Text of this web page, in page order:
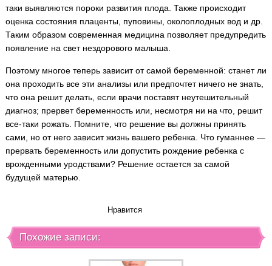
таки выявляются пороки развития плода. Также происходит
оценка состояния плаценты, пуповины, околоплодных вод и др.
Таким образом современная медицина позволяет предупредить
появление на свет нездорового малыша.
Поэтому многое теперь зависит от самой беременной: станет ли
она проходить все эти анализы или предпочтет ничего не знать,
что она решит делать, если врачи поставят неутешительный
диагноз; прервет беременность или, несмотря ни на что, решит
все-таки рожать. Помните, что решение вы должны принять
сами, но от него зависит жизнь вашего ребенка. Что гуманнее —
прервать беременность или допустить рождение ребенка с
врожденными уродствами? Решение остается за самой
будущей матерью.
Нравится
Похожие записи: